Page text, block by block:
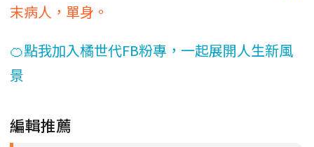
末病人，單身。
🍊點我加入橘世代FB粉專，一起展開人生新風
景
編輯推薦